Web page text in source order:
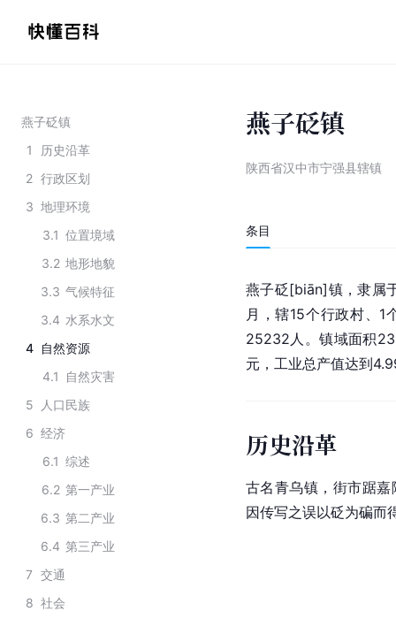
燕子砭镇
1
历史沿革
2 行政区划
3 地理环境
3.1 位置境域
3.2 地形地貌
3.3 气候特征
3.4 水系水文
4
自然资源
4.1
自然灾害
5
人口民族
6 经济
6.1 综述
6.2 第一产业
6.3 第二产业
6.4 第三产业
7 交通
8 社会
燕子砭镇
陕西省汉中市宁强县辖镇
条目
燕子砭[biān]镇，隶属
月，辖15个行政村、
25232人。镇域面积
元，工业总产值达到
历史沿革
古名青乌镇，街市踞
因传写之误以砭为碥而